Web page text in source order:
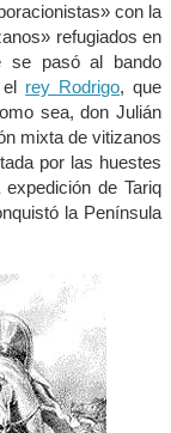
con la
refugiados en
se pasó al bando
rey Rodrigo, que
sea, don Julián
mixta de vitizanos
por las huestes
de Tariq
la Península